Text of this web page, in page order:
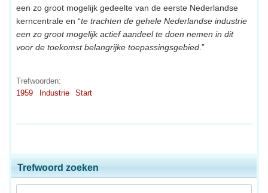
een zo groot mogelijk gedeelte van de eerste Nederlandse
kerncentrale en “te trachten de gehele Nederlandse industrie
een zo groot mogelijk actief aandeel te doen nemen in dit
voor de toekomst belangrijke toepassingsgebied .”
Trefwoorden:
1959
Industrie Start
Trefwoord zoeken